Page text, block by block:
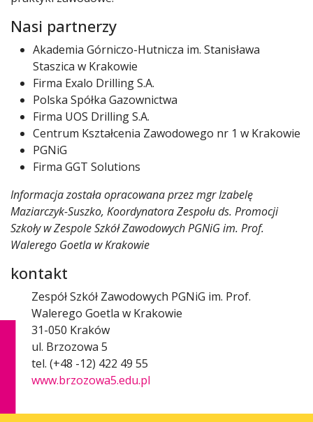
Nasi partnerzy
Akademia Górniczo-Hutnicza im. Stanisława
Staszica w Krakowie
Firma Exalo Drilling S.A.
Polska Spółka Gazownictwa
Firma UOS Drilling S.A.
Centrum Kształcenia Zawodowego nr 1 w Krakowie
PGNiG
Firma GGT Solutions
Informacja została opracowana przez mgr Izabelę
Maziarczyk-Suszko, Koordynatora Zespołu ds. Promocji
Szkoły w Zespole Szkół Zawodowych PGNiG im. Prof.
Walerego Goetla w Krakowie
kontakt
Zespół Szkół Zawodowych PGNiG im. Prof.
Walerego Goetla w Krakowie
31-050 Kraków
ul. Brzozowa 5
tel. (+48 -12) 422 49 55
www.brzozowa5.edu.pl